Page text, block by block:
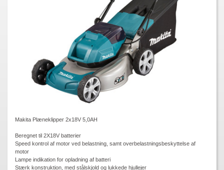
Makita Plæneklipper 2x18V 5,0AH
Beregnet til 2X18V batterier
Speed kontrol af motor ved belastning, samt overbelastningsbeskyttelse af
motor
Lampe indikation for opladning af batteri
Stærk konstruktion, med stålskjold og lukkede hjullejer